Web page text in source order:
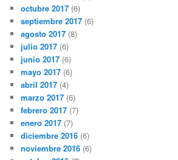
octubre 2017 (6)
septiembre 2017 (6)
agosto 2017 (8)
julio 2017 (6)
junio 2017 (6)
mayo 2017 (6)
abril 2017 (4)
marzo 2017 (6)
febrero 2017 (7)
enero 2017 (7)
diciembre 2016 (6)
noviembre 2016 (6)